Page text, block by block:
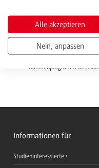
Verzahnung von Theorie
Weitere Infos
Weitere Informationen zu
Rahmenprogramm des
Informationen für
Studieninteressierte
Alle akzeptieren
Nein, anpassen